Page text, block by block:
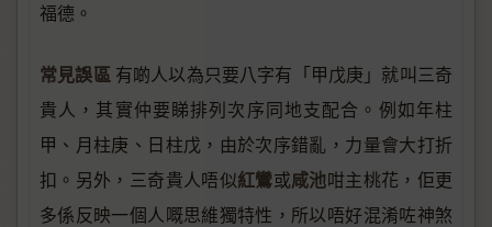
福德。
常見誤區 有啲人以為只要八字有「甲戊庚」就叫三奇
貴人，其實仲要睇排列次序同地支配合。例如年柱
甲、月柱庚、日柱戊，由於次序錯亂，力量會大打折
扣。另外，三奇貴人唔似紅鸞或咸池咁主桃花，佢更
多係反映一個人嘅思維獨特性，所以唔好混淆咗神煞